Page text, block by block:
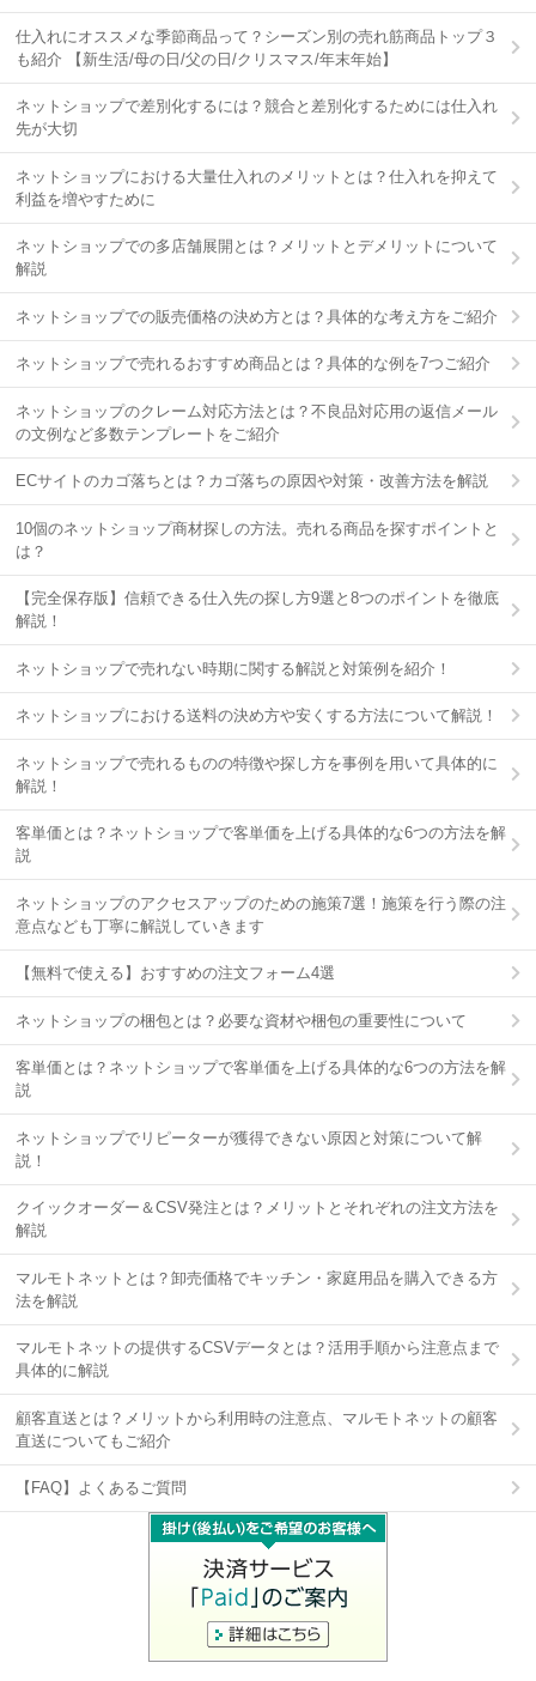
仕入れにオススメな季節商品って？シーズン別の売れ筋商品トップ３
も紹介 【新生活/母の日/父の日/クリスマス/年末年始】
ネットショップで差別化するには？競合と差別化するためには仕入れ
先が大切
ネットショップにおける大量仕入れのメリットとは？仕入れを抑えて
利益を増やすために
ネットショップでの多店舗展開とは？メリットとデメリットについて
解説
ネットショップでの販売価格の決め方とは？具体的な考え方をご紹介
ネットショップで売れるおすすめ商品とは？具体的な例を7つご紹介
ネットショップのクレーム対応方法とは？不良品対応用の返信メール
の文例など多数テンプレートをご紹介
ECサイトのカゴ落ちとは？カゴ落ちの原因や対策・改善方法を解説
10個のネットショップ商材探しの方法。売れる商品を探すポイントと
は？
【完全保存版】信頼できる仕入先の探し方9選と8つのポイントを徹底
解説！
ネットショップで売れない時期に関する解説と対策例を紹介！
ネットショップにおける送料の決め方や安くする方法について解説！
ネットショップで売れるものの特徴や探し方を事例を用いて具体的に
解説！
客単価とは？ネットショップで客単価を上げる具体的な6つの方法を解
説
ネットショップのアクセスアップのための施策7選！施策を行う際の注
意点なども丁寧に解説していきます
【無料で使える】おすすめの注文フォーム4選
ネットショップの梱包とは？必要な資材や梱包の重要性について
客単価とは？ネットショップで客単価を上げる具体的な6つの方法を解
説
ネットショップでリピーターが獲得できない原因と対策について解
説！
クイックオーダー＆CSV発注とは？メリットとそれぞれの注文方法を
解説
マルモトネットとは？卸売価格でキッチン・家庭用品を購入できる方
法を解説
マルモトネットの提供するCSVデータとは？活用手順から注意点まで
具体的に解説
顧客直送とは？メリットから利用時の注意点、マルモトネットの顧客
直送についてもご紹介
【FAQ】よくあるご質問